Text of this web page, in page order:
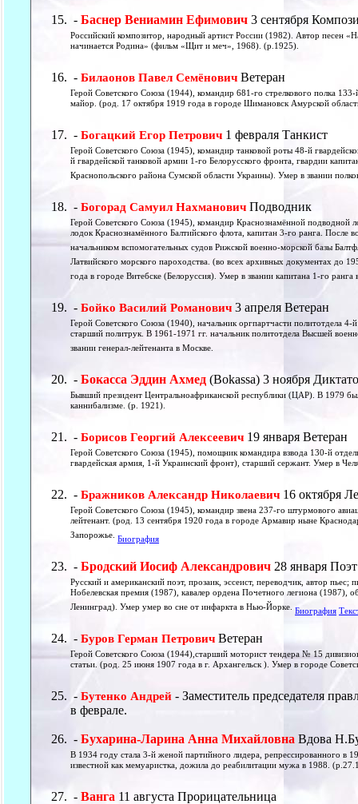
-Баснер Вениамин Ефимович 3 сентября
Российский композитор, народный артист России (1982). Автор песен
начинается Родина» (фильм «Щит и меч», 1968). (р.1925).
-Билаонов Павел Семёнович Ветеран
Герой Советского Союза (1944), командир 681-го стрелкового полка
майор. (род. 17 октября 1919 года в городе Шимановск Амурской
-Богацкий Егор Петрович 1 февраля Танкист
Герой Советского Союза (1945), командир танковой роты 48-й
й гвардейской танковой армии 1-го Белорусского фронта, гвардии
Краснопольского района Сумской области Украины). Умер в звании
-Богорад Самуил Нахманович Подводник
Герой Советского Союза (1945), командир Краснознамённой
лодок Краснознамённого Балтийского флота, капитан 3-го ранга.
начальником вспомогательных судов Рижской военно-морской базы
Латвийского морского пароходства. (во всех архивных документах до
года в городе Витебске (Белоруссия). Умер в звании капитана 1-го ранга
-Бойко Василий Романович 3 апреля Ветеран
Герой Советского Союза (1940), начальник оргпартчасти политотдела
старший политрук. В 1961-1971 гг. начальник политотдела Высшей
звании генерал-лейтенанта в Москве.
-Бокасса Эддин Ахмед (Bokassa) 3 ноября
Бывший президент Центральноафриканской республики (ЦАР). В 1979
каннибализме. (р. 1921).
-Борисов Георгий Алексеевич 19 января Ветеран
Герой Советского Союза (1945), помощник командира взвода 130-й
гвардейская армия, 1-й Украинский фронт), старший сержант. Умер в
-Бражников Александр Николаевич 16 октября
Герой Советского Союза (1945), командир звена 237-го штурмового
лейтенант. (род. 13 сентября 1920 года в городе Армавир ныне
Запорожье.Биография
-Бродский Иосиф Александрович 28 января
Русский и американский поэт, прозаик, эссеист, переводчик, автор
Нобелевская премия (1987), кавалер ордена Почетного легиона (1987),
Ленинград). Умер умер во сне от инфарктa в Нью-Йорке.Биография
-Буров Герман Петрович Ветеран
Герой Советского Союза (1944),старший моторист тендера № 15
статьи. (род. 25 июня 1907 года в г. Архангельск ). Умер в городе
-Бутенко Андрей - Заместитель председателя
в феврале.
-Бухарина-Ларина Анна Михайловна Вдова
В 1934 году стала 3-й женой партийного лидера, репрессированного в
известной как мемуаристка, дожила до реабилитации мужа в 1988.
-Ванга 11 августа Прорицательница